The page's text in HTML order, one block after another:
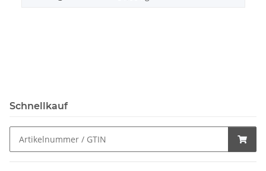
Schnellkauf